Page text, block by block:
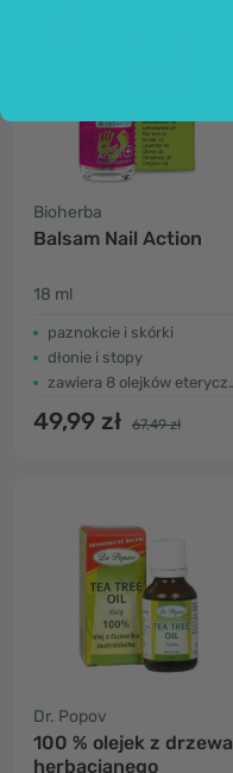
Bioherba
Balsam Nail Action
18 ml
paznokcie i skórki
dłonie i stopy
zawiera 8 olejków eterycznych
49,99 zł 67,49 zł
Dr. Popov
100 % olejek z drzewa
herbacianego